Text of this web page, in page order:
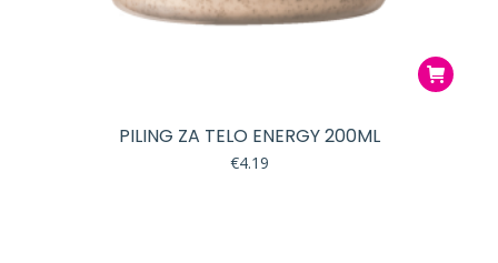
PILING ZA TELO ENERGY 200ML
€4.19